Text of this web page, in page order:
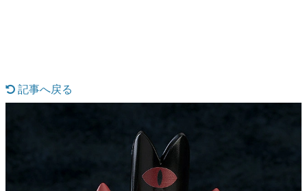
なんでゲームは面白い？
具体的な形から解き明かしていく、硬派で骨太な評論連載
ゲームが変えた日本語
「経験値」「裏技」「ラスボス」… ゲームにまつわる言葉
の起源や用法の変遷を、コンピューター文化史研究家・タ
記事へ戻る